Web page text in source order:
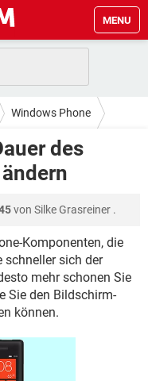
MENU
Windows Phone
des
von Silke Grasreiner .
Komponenten, die
schneller sich der
mehr schonen Sie
Sie den Bildschirm-
können.